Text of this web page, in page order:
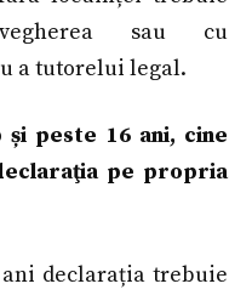
sau cu
a tutorelui legal.
peste 16 ani, cine
pe propria
declarația trebuie